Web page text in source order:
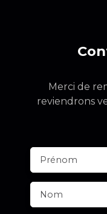
Merci de
reviendrons
Prénom
Nom